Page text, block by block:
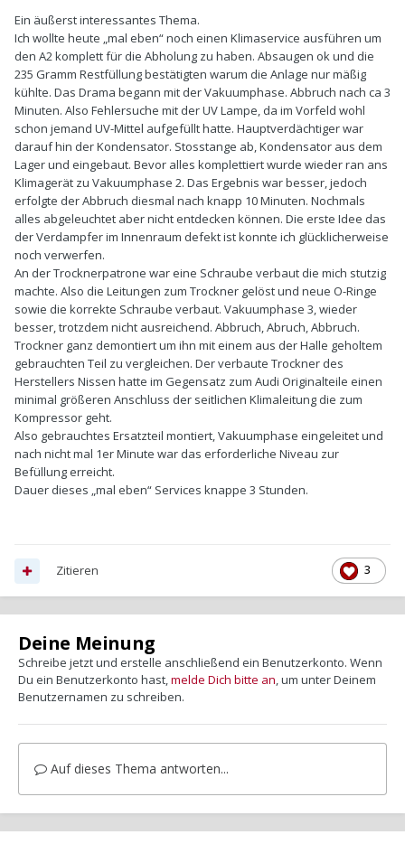
Ein äußerst interessantes Thema.
Ich wollte heute „mal eben“ noch einen Klimaservice ausführen um
den A2 komplett für die Abholung zu haben. Absaugen ok und die
235 Gramm Restfüllung bestätigten warum die Anlage nur mäßig
kühlte. Das Drama begann mit der Vakuumphase. Abbruch nach ca 3
Minuten. Also Fehlersuche mit der UV Lampe, da im Vorfeld wohl
schon jemand UV-Mittel aufgefüllt hatte. Hauptverdächtiger war
darauf hin der Kondensator. Stosstange ab, Kondensator aus dem
Lager und eingebaut. Bevor alles komplettiert wurde wieder ran ans
Klimagerät zu Vakuumphase 2. Das Ergebnis war besser, jedoch
erfolgte der Abbruch diesmal nach knapp 10 Minuten. Nochmals
alles abgeleuchtet aber nicht entdecken können. Die erste Idee das
der Verdampfer im Innenraum defekt ist konnte ich glücklicherweise
noch verwerfen.
An der Trocknerpatrone war eine Schraube verbaut die mich stutzig
machte. Also die Leitungen zum Trockner gelöst und neue O-Ringe
sowie die korrekte Schraube verbaut. Vakuumphase 3, wieder
besser, trotzdem nicht ausreichend. Abbruch, Abruch, Abbruch.
Trockner ganz demontiert um ihn mit einem aus der Halle geholtem
gebrauchten Teil zu vergleichen. Der verbaute Trockner des
Herstellers Nissen hatte im Gegensatz zum Audi Originalteile einen
minimal größeren Anschluss der seitlichen Klimaleitung die zum
Kompressor geht.
Also gebrauchtes Ersatzteil montiert, Vakuumphase eingeleitet und
nach nicht mal 1er Minute war das erforderliche Niveau zur
Befüllung erreicht.
Dauer dieses „mal eben“ Services knappe 3 Stunden.
3
Zitieren
Deine Meinung
Schreibe jetzt und erstelle anschließend ein Benutzerkonto. Wenn
Du ein Benutzerkonto hast,melde Dich bitte an, um unter Deinem
Benutzernamen zu schreiben.
Auf dieses Thema antworten...